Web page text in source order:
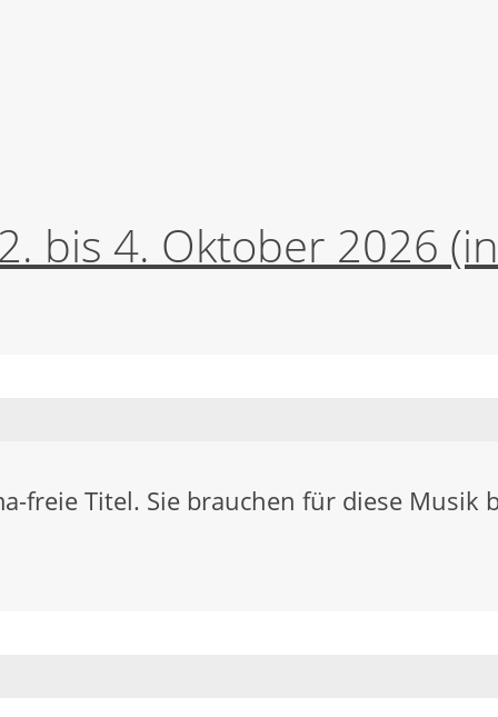
bis 4. Oktober 2026
freie Titel. Sie brauchen für diese